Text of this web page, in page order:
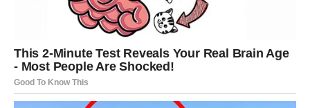
nivoa šećera u krvi.U tom svetlu, važno je razmotriti
alternativne mogućnosti poput ovsenih pahuljica ili
integralnih žitarica, koje pružaju stabilniji izvor energije.